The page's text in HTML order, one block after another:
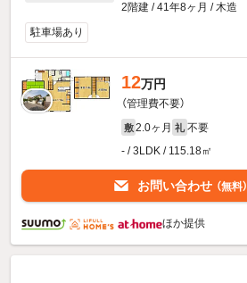
2階建 / 41年8ヶ月 / 木造
駐車場あり
12万円
（管理費不要）
敷 2.0ヶ月 礼 不要
- / 3LDK / 115.18㎡
お問い合わせ （無料）
ほか提供